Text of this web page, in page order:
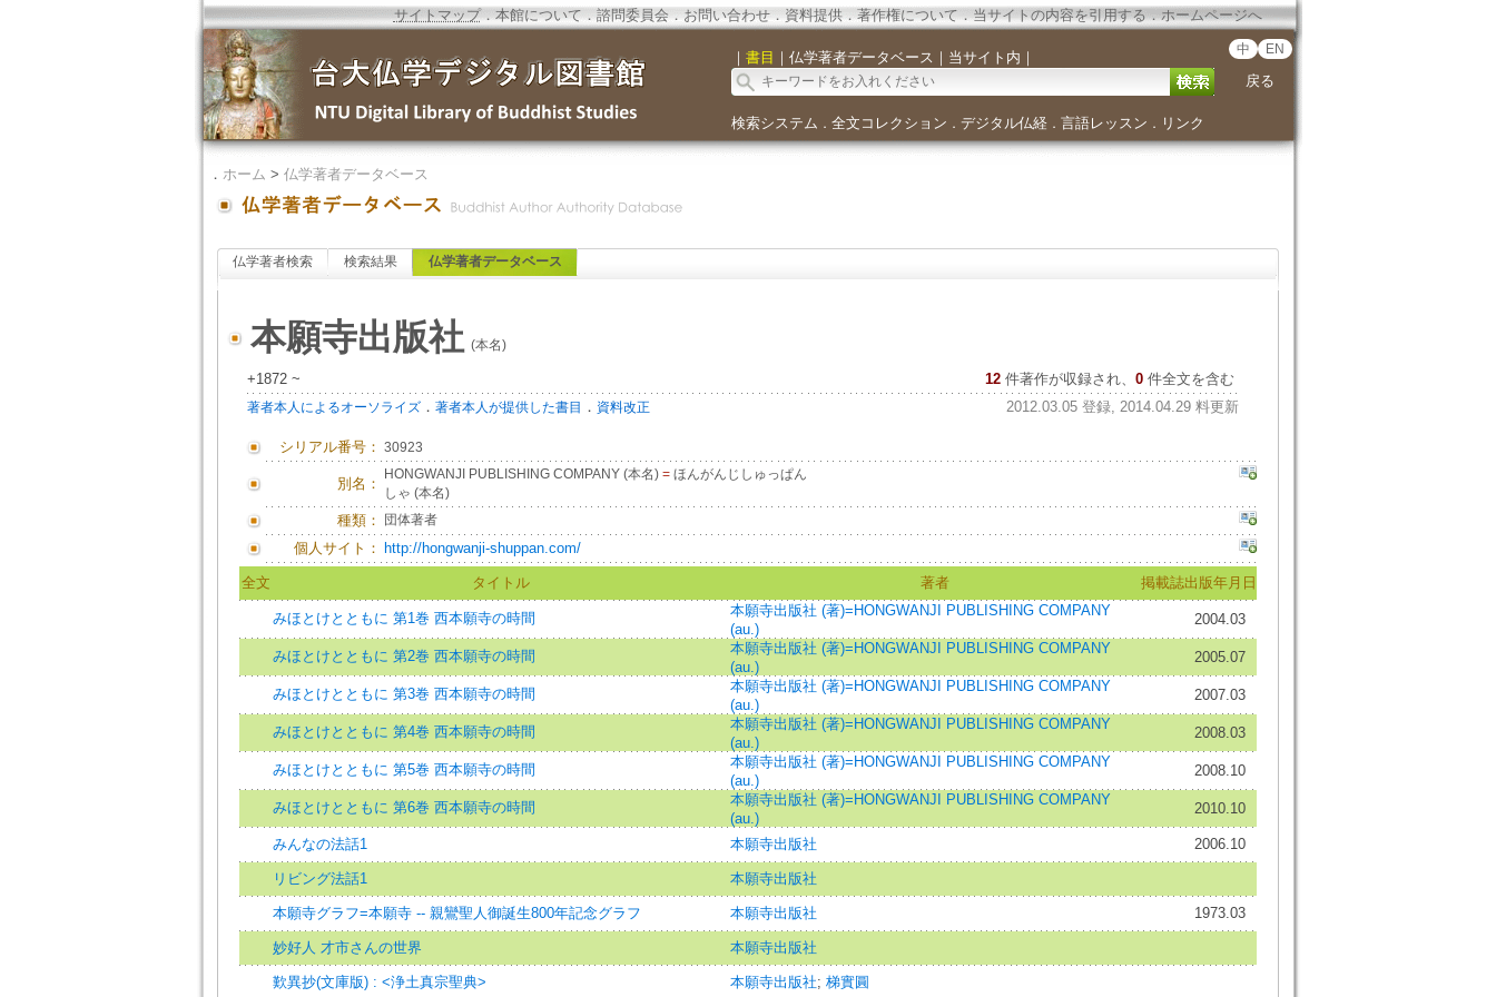
サイトマップ．本館について．諮問委員会． お問い合わせ． 資料提供．著作権について．当サイトの内容を引用する．ホームページへ
｜ 書目 ｜ 仏学著者データベース ｜ 当サイト内 ｜ 中 EN
戻る
検索システム ． 全文コレクション ． デジタル仏経． 言語レッスン ． リンク
． ホーム > 仏学著者データベース
仏学著者検索 検索結果 仏学著者データベース
本願寺出版社(本名)
+1872 ~ 12 件著作が収録され、 0件全文を含む
著者本人によるオーソライズ． 著者本人が提供した書目 ． 資料改正 2012.03.05 登録, 2014.04.29 料更新
シリアル番号： 30923
別名：
HONGWANJI PUBLISHING COMPANY (本名) =ほんがんじしゅっぱん
しゃ (本名)
種類： 団体著者
個人サイト： http://hongwanji-shuppan.com/
全文 タイトル 著者 掲載誌出版年月日
みほとけとともに 第1巻 西本願寺の時間
本願寺出版社 (著)=HONGWANJI PUBLISHING COMPANY
(au.)
2004.03
みほとけとともに 第2巻 西本願寺の時間
本願寺出版社 (著)=HONGWANJI PUBLISHING COMPANY
(au.)
2005.07
みほとけとともに 第3巻 西本願寺の時間
本願寺出版社 (著)=HONGWANJI PUBLISHING COMPANY
(au.)
2007.03
みほとけとともに 第4巻 西本願寺の時間
本願寺出版社 (著)=HONGWANJI PUBLISHING COMPANY
(au.)
2008.03
みほとけとともに 第5巻 西本願寺の時間
本願寺出版社 (著)=HONGWANJI PUBLISHING COMPANY
(au.)
2008.10
みほとけとともに 第6巻 西本願寺の時間
本願寺出版社 (著)=HONGWANJI PUBLISHING COMPANY
(au.)
2010.10
みんなの法話1 本願寺出版社 2006.10
リビング法話1 本願寺出版社
本願寺グラフ=本願寺 -- 親鸞聖人御誕生800年記念グラフ 本願寺出版社 1973.03
妙好人 才市さんの世界 本願寺出版社
歎異抄(文庫版) : <浄土真宗聖典> 本願寺出版社; 梯實圓